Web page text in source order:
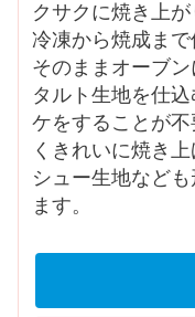
クサクに焼き上が
冷凍から焼成ま
そのままオーブン
タルト生地を仕
ケをすることが
くきれいに焼き
シュー生地など
ます。